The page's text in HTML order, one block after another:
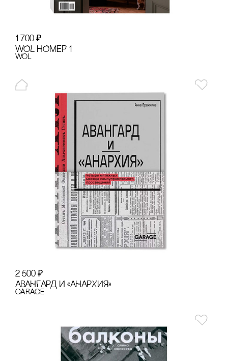
1 700 ₽
WOL НОМЕР 1
WoL
2 500 ₽
АВАНГАРД И «АНАРХИЯ»
GARAGE